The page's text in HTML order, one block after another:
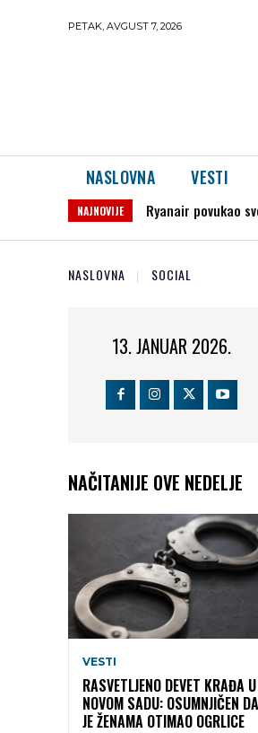
PETAK, AVGUST 7, 2026
NASLOVNA VESTI
NAJNOVIJE Automobil sleteo
NASLOVNA SOCIAL
13. JANUAR 2026.
NAČITANIJE OVE NEDELJE
VESTI
RASVETLJENO DEVET KRAĐA U
NOVOM SADU: OSUMNJIČEN DA
JE ŽENAMA OTIMAO OGRLICE